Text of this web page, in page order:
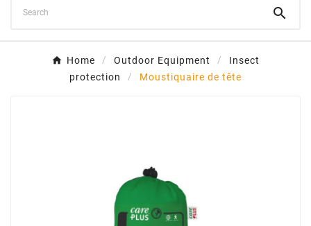

Home Outdoor Equipment
Insect
protection
Moustiquaire de tête